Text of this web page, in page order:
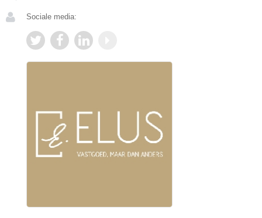
Sociale media: